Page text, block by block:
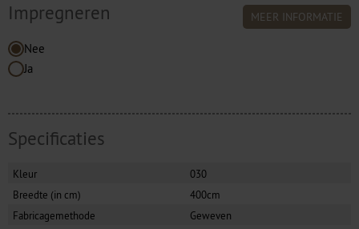
Impregneren MEER INFORMATIE
Nee
Ja
Specificaties
Kleur
030
Breedte (in cm)
400cm
Fabricagemethode
Geweven